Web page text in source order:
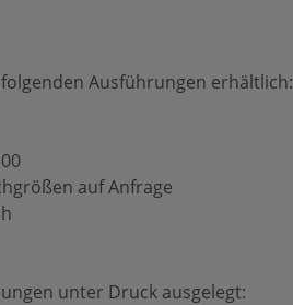
Ausführungen erhältlich:
auf Anfrage
unter Druck ausgelegt: